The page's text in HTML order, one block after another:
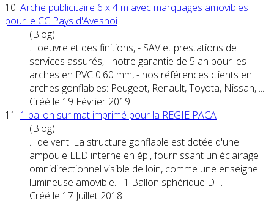
10. Arche publicitaire 6 x 4 m avec marquages amovibles
pour le CC Pays d'Avesnoi
(Blog)
... oeuvre et des finitions, - SAV et prestations de
services assurés, - notre garantie de 5 an pour les
arches en PVC 0.60 mm, - nos références clients en
arches gonflables: Peugeot, Renault, Toyota, Nissan, ...
Créé le 19 Février 2019
11. 1 ballon sur mat imprimé pour la REGIE PACA
(Blog)
... de vent. La structure gonflable est dotée d'une
ampoule LED interne en épi, fournissant un éclairage
omnidirectionnel visible de loin, comme une enseigne
lumineuse amovible. 1 Ballon sphérique D ...
Créé le 17 Juillet 2018